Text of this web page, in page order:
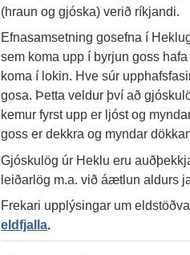
(hraun og gjóska) verið ríkjandi.
Efnasamsetning gosefna í
sem koma upp í byrjun goss
koma í lokin. Hve súr
gosa. Þetta veldur því að
kemur fyrst upp er ljóst og
goss er dekkra og myndar
Gjóskulög úr Heklu eru
leiðarlög m.a. við áætlun aldurs
Frekari upplýsingar um
eldfjalla.